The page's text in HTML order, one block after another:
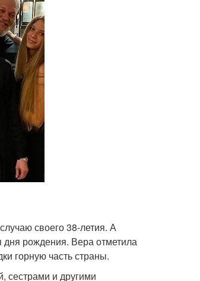
своего 38-летия. А
дня рождения. Вера отметила
горную часть страны.
сестрами и другими